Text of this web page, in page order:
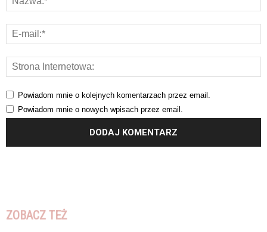
Powiadom mnie o kolejnych komentarzach przez email.
Powiadom mnie o nowych wpisach przez email.
ZOBACZ TEŻ